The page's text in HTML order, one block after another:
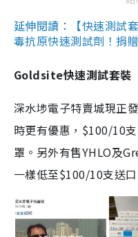
延伸閱讀：【快速測試
毒抗原快速測試劑！捐
Goldsite快速測試套裝
深水埗電子特賣城現正
時更有優惠，$100/10
罩。另外有售YHLO及
一樣低至$100/10支送口